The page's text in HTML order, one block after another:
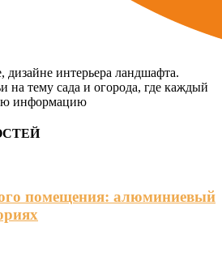
дизайне интерьера ландшафта.
на тему сада и огорода, где каждый
информацию
помещения: алюминиевый